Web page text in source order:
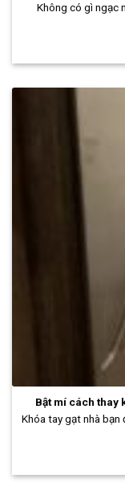
Không có gì ngạc
Bật mí cách thay
Khóa tay gạt nhà bạn